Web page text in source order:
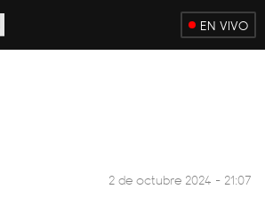
EN VIVO
2 de octubre 2024 - 21:07